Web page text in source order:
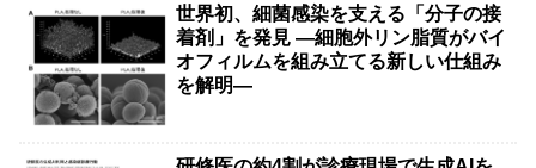
世界初、細菌感染を支える「分子の接
着剤」を発見 ―細胞外リン脂質がバイ
オフィルムを組み立てる新しい仕組み
を解明―